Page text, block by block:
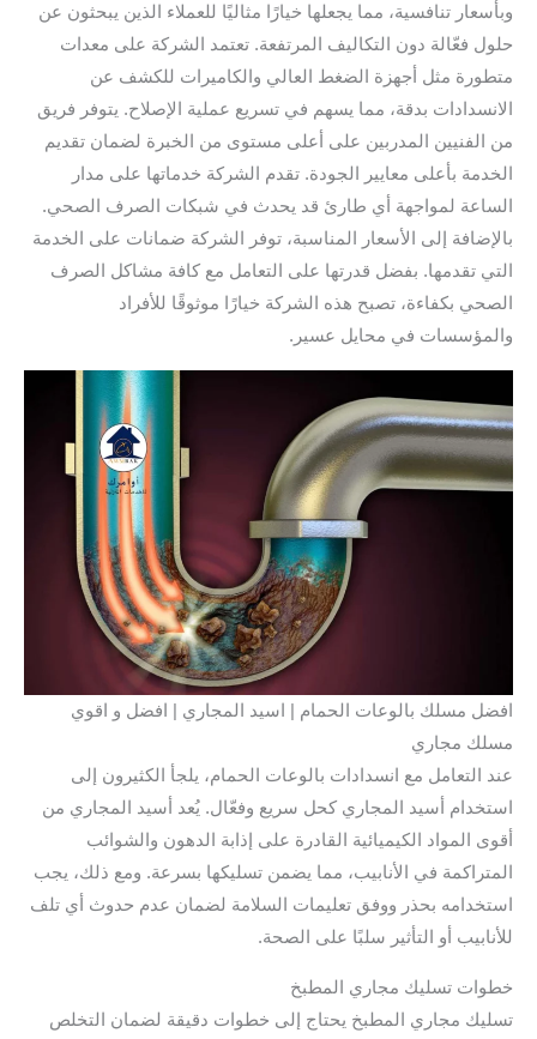
وبأسعار تنافسية، مما يجعلها خيارًا مثاليًا للعملاء الذين يبحثون عن
حلول فعّالة دون التكاليف المرتفعة. تعتمد الشركة على معدات
متطورة مثل أجهزة الضغط العالي والكاميرات للكشف عن
الانسدادات بدقة، مما يسهم في تسريع عملية الإصلاح. يتوفر فريق
من الفنيين المدربين على أعلى مستوى من الخبرة لضمان تقديم
الخدمة بأعلى معايير الجودة. تقدم الشركة خدماتها على مدار
الساعة لمواجهة أي طارئ قد يحدث في شبكات الصرف الصحي.
بالإضافة إلى الأسعار المناسبة، توفر الشركة ضمانات على الخدمة
التي تقدمها. بفضل قدرتها على التعامل مع كافة مشاكل الصرف
الصحي بكفاءة، تصبح هذه الشركة خيارًا موثوقًا للأفراد
والمؤسسات في محايل عسير.
افضل مسلك بالوعات الحمام | اسيد المجاري | افضل و اقوي
مسلك مجاري
عند التعامل مع انسدادات بالوعات الحمام، يلجأ الكثيرون إلى
استخدام أسيد المجاري كحل سريع وفعّال. يُعد أسيد المجاري من
أقوى المواد الكيميائية القادرة على إذابة الدهون والشوائب
المتراكمة في الأنابيب، مما يضمن تسليكها بسرعة. ومع ذلك، يجب
استخدامه بحذر ووفق تعليمات السلامة لضمان عدم حدوث أي تلف
للأنابيب أو التأثير سلبًا على الصحة.
خطوات تسليك مجاري المطبخ
تسليك مجاري المطبخ يحتاج إلى خطوات دقيقة لضمان التخلص